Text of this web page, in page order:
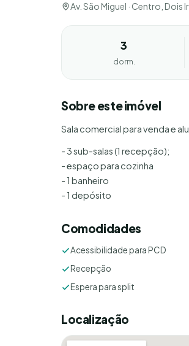
Av. São Miguel · Centro, Dois
3
dorm.
Sobre este imóvel
Sala comercial para venda e
- 3 sub-salas (1 recepção);
- espaço para cozinha
- 1 banheiro
- 1 depósito
Comodidades
Acessibilidade para PCD
Recepção
Espera para split
Localização